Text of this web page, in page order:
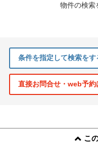
物件の検索
条件を指定して検索をす
直接お問合せ・web予約
こ